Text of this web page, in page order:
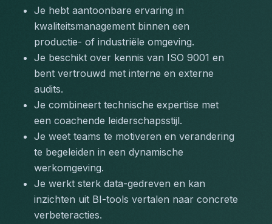
Je hebt aantoonbare ervaring in
kwaliteitsmanagement binnen een
productie- of industriële omgeving.
Je beschikt over kennis van ISO 9001 en
bent vertrouwd met interne en externe
audits.
Je combineert technische expertise met
een coachende leiderschapsstijl.
Je weet teams te motiveren en verandering
te begeleiden in een dynamische
werkomgeving.
Je werkt sterk data-gedreven en kan
inzichten uit BI-tools vertalen naar concrete
verbeteracties.